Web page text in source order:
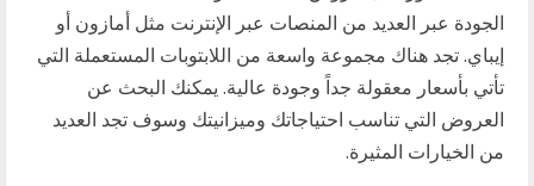
الجودة عبر العديد من المنصات عبر الإنترنت مثل أمازون أو
إيباي. تجد هناك مجموعة واسعة من اللابتوبات المستعملة التي
تأتي بأسعار معقولة جداً وجودة عالية. يمكنك البحث عن
العروض التي تناسب احتياجاتك وميزانيتك وسوف تجد العديد
من الخيارات المثيرة.